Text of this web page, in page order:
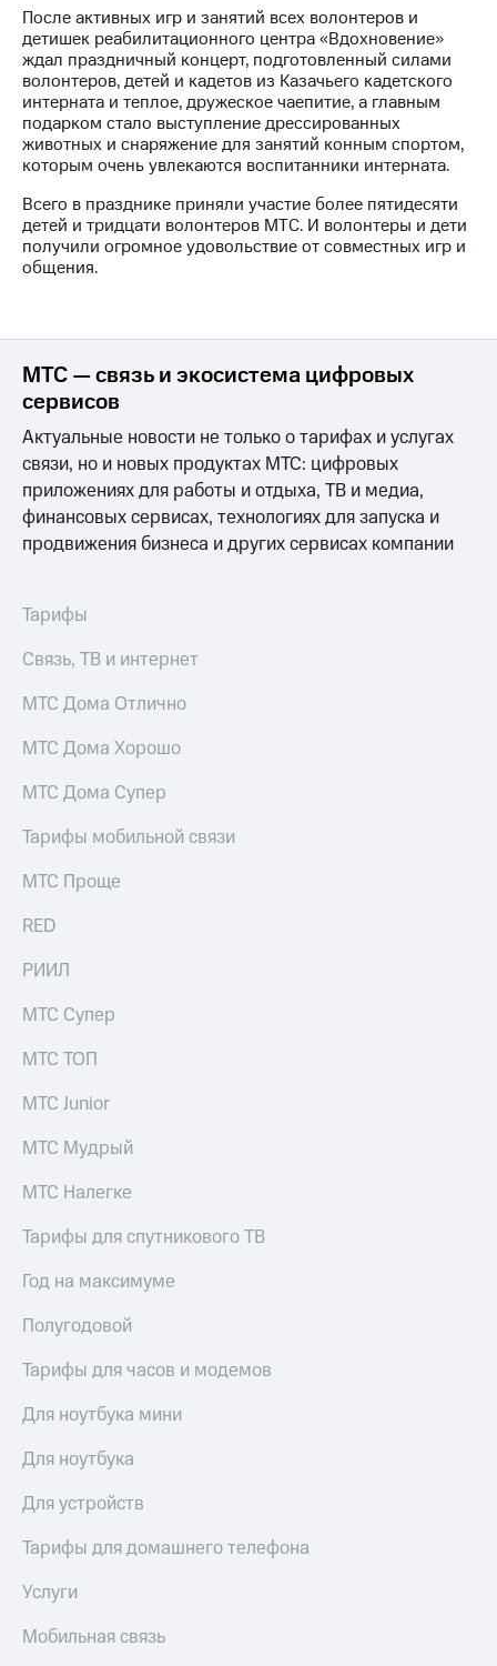
и акционерам
Корпоративное
управление
Корпоративный
секретарь
Раскрытие
информации
Информация
акционерам
Документы
ПАО
Личный
кабинет
акционера
Акционерный
капитал
и
аудит
Рынок
акций
выкупа
Дивиденды
облигаций
Описание
Еврооблигации-2023
Уведомление
погашении
именных
Контакты
этика
После активных игр и занятий всех волонтеров и
детишек реабилитационного центра «Вдохновение»
ждал праздничный концерт, подготовленный силами
волонтеров, детей и кадетов из Казачьего кадетского
интерната и теплое, дружеское чаепитие, а главным
подарком стало выступление дрессированных
животных и снаряжение для занятий конным спортом,
которым очень увлекаются воспитанники интерната.
Всего в празднике приняли участие более пятидесяти
детей и тридцати волонтеров МТС. И волонтеры и дети
получили огромное удовольствие от совместных игр и
общения.
МТС — связь и экосистема цифровых
сервисов
Актуальные новости не только о тарифах и услугах
связи, но и новых продуктах МТС: цифровых
приложениях для работы и отдыха, ТВ и медиа,
финансовых сервисах, технологиях для запуска и
продвижения бизнеса и других сервисах компании
Тарифы
Связь, ТВ и интернет
МТС Дома Отлично
МТС Дома Хорошо
МТС Дома Супер
Тарифы мобильной связи
МТС Проще
RED
РИИЛ
МТС Супер
МТС ТОП
МТС Junior
МТС Мудрый
МТС Налегке
Тарифы для спутникового ТВ
Год на максимуме
Полугодовой
Тарифы для часов и модемов
Для ноутбука мини
Для ноутбука
Для устройств
Тарифы для домашнего телефона
Услуги
Мобильная связь